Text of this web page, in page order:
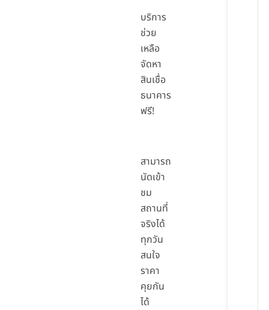
บริการ
ช่วย
เหลือ
จัดหา
สินเชื่อ
ธนาคาร
ฟรี!
สามารถ
นัดเข้า
ชม
สถานที่
จริงได้
ทุกวัน
สนใจ
ราคา
คุยกัน
ได้